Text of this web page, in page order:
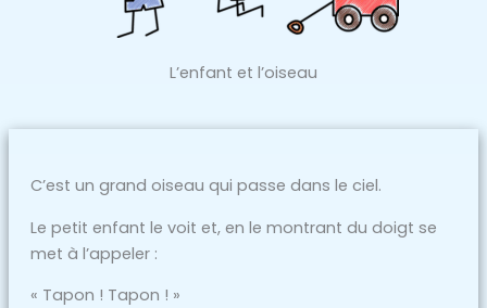
L’enfant et l’oiseau
C’est un grand oiseau qui passe dans le ciel.
Le petit enfant le voit et, en le montrant du doigt se
met à l’appeler :
« Tapon ! Tapon ! »